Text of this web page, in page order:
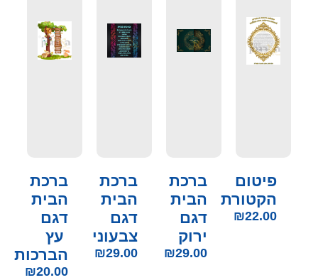
פיטום
הקטורת
₪22.00
ברכת
הבית
דגם
ירוק
₪29.00
ברכת
הבית
דגם
צבעוני
₪29.00
ברכת
הבית
דגם
עץ
הברכות
₪20.00